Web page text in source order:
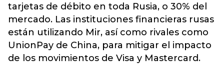
tarjetas de débito en toda Rusia, o 30% del
mercado. Las instituciones financieras rusas
están utilizando Mir, así como rivales como
UnionPay de China, para mitigar el impacto
de los movimientos de Visa y Mastercard.